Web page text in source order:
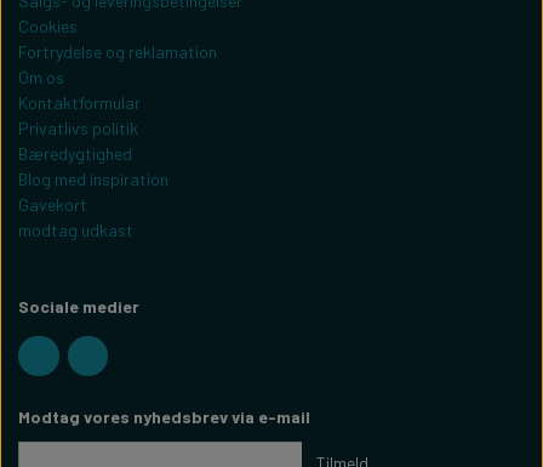
Cookies
Fortrydelse og reklamation
Om os
Kontaktformular
Privatlivs politik
Bæredygtighed
Blog med inspiration
Gavekort
modtag udkast
Sociale medier
Modtag vores nyhedsbrev via e-mail
Tilmeld